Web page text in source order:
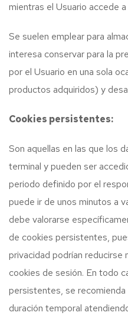
mientras el Usuario accede a
Se suelen emplear para
interesa conservar para la
por el Usuario en una sola
productos adquiridos) y
Cookies persistentes:
Son aquellas en las que los
terminal y pueden ser
periodo definido por el
puede ir de unos minutos a
debe valorarse
de cookies persistentes,
privacidad podrían reducirse
cookies de sesión. En todo
persistentes, se recomienda
duración temporal